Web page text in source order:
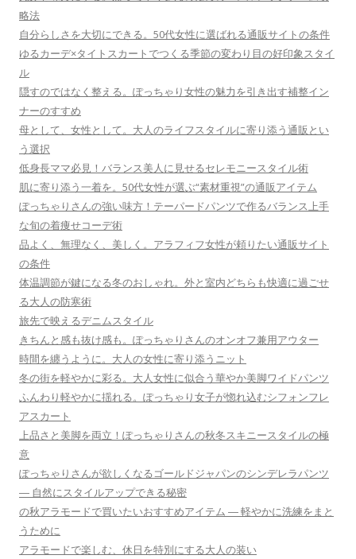
略法
自分らしさを大切にできる。50代女性に選ばれる通販サイトの条件
ゆるカーデ×タイトスカートでつくる季節の変わり目の好印象スタイ
ル
隠すのではなく整える。ぽっちゃり女性の魅力を引き出す補整イン
ナーのすすめ
母として、女性として。大人のライフスタイルに寄り添う通販とい
う選択
低身長ママ必見！バランス美人に見せるセレモニースタイル術
肌に寄り添う一着を。50代女性が選ぶ“素材重視”の通販アイテム
ぽっちゃりさんの強い味方！テーパードパンツで作るバランス上手
な旬の着痩せコーデ術
品よく、無理なく、美しく。アラフィフ女性が頼りたい通販サイト
の条件
体温調節が鍵になる冬のおしゃれ。外と室内どちらも快適に過ごせ
る大人の防寒術
旅先で映えるデニムスタイル
きちんと感も抜け感も。ぽっちゃりさんのオンオフ兼用アウター
時間を纏うように。大人の女性に寄り添うニット
冬の街を軽やかに彩る。大人女性に似合う華やか美脚ワイドパンツ
ふんわり軽やかに揺れる。ぽっちゃり女子が惚れ込むシフォンフレ
アスカート
上品さと美脚を両立！ぽっちゃりさんの秋冬スキニースタイルの極
意
ぽっちゃりさんが欲しくなるゴールドジャパンのシンデレラパンツ
― 自然にスタイルアップできる秘密
の秋アラモードで買いたいおすすめアイテム ― 軽やかに洗練をまと
うために
アラモードで楽しむ、休日を特別にする大人の装い